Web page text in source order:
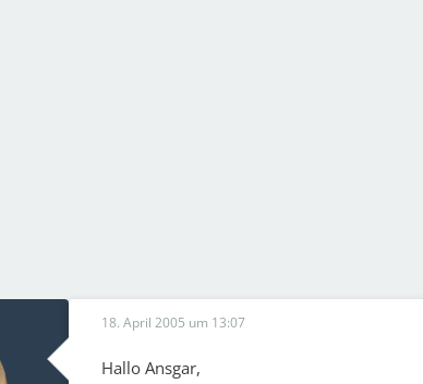
18. April 2005 um 13:07
Hallo Ansgar,